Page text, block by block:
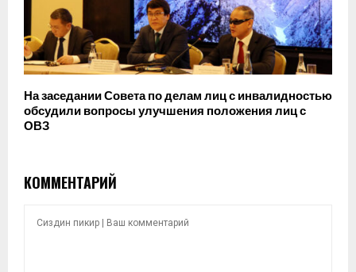
На заседании Совета по делам лиц с инвалидностью
обсудили вопросы улучшения положения лиц с
ОВЗ
КОММЕНТАРИЙ